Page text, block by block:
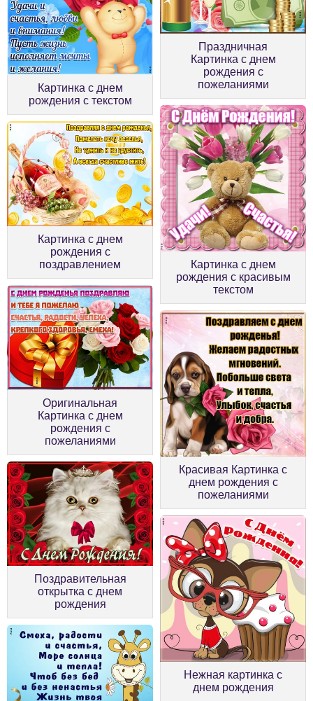
Картинка с днем
рождения с текстом
Праздничная
Картинка с днем
рождения с
пожеланиями
Картинка с днем
рождения с
поздравлением
Картинка с днем
рождения с красивым
текстом
Оригинальная
Картинка с днем
рождения с
пожеланиями
Красивая Картинка с
днем рождения с
пожеланиями
Поздравительная
открытка с днем
рождения
Нежная картинка с
днем рождения